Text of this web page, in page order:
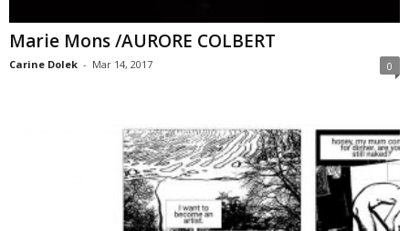
Marie Mons /AURORE COLBERT
Carine Dolek - Mar 14, 2017 0